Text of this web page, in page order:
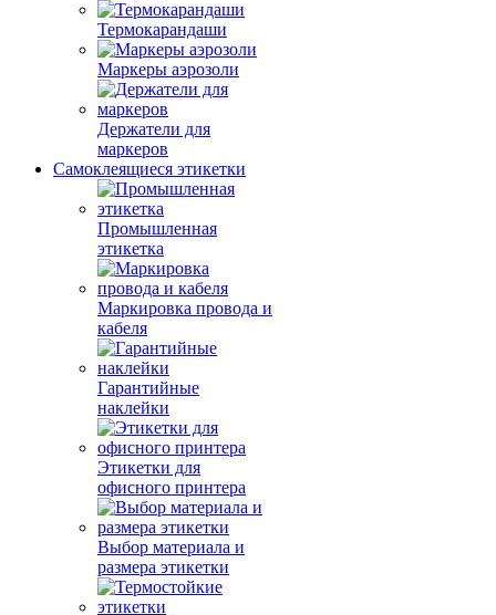
Термокарандаши
Маркеры аэрозоли
Держатели для
маркеров
Самоклеящиеся этикетки
Промышленная
этикетка
Маркировка провода и
кабеля
Гарантийные
наклейки
Этикетки для
офисного принтера
Выбор материала и
размера этикетки